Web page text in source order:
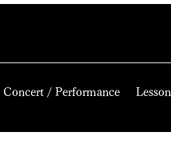
Concert / Performance Lesson